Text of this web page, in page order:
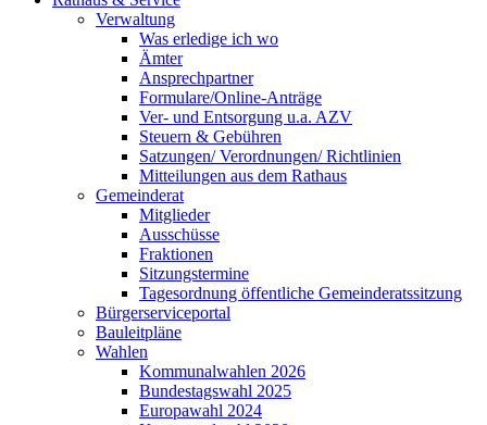
Verwaltung
Was erledige ich wo
Ämter
Ansprechpartner
Formulare/Online-Anträge
Ver- und Entsorgung u.a. AZV
Steuern & Gebühren
Satzungen/ Verordnungen/ Richtlinien
Mitteilungen aus dem Rathaus
Gemeinderat
Mitglieder
Ausschüsse
Fraktionen
Sitzungstermine
Tagesordnung öffentliche Gemeinderatssitzung
Bürgerserviceportal
Bauleitpläne
Wahlen
Kommunalwahlen 2026
Bundestagswahl 2025
Europawahl 2024